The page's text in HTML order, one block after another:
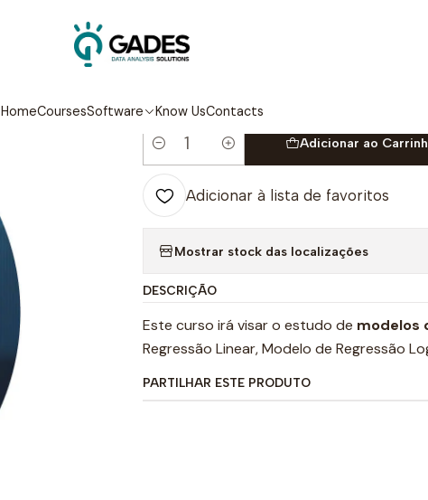
HomeCoursesSoftware Know UsContacts
Courses
Modelos de
Quantidade
Adicionar ao
Adicionar à lista de favoritos
Mostrar stock das localizações
DESCRIÇÃO
Este curso irá visar o estudo de modelos
Regressão Linear, Modelo de Regressão
PARTILHAR ESTE PRODUTO